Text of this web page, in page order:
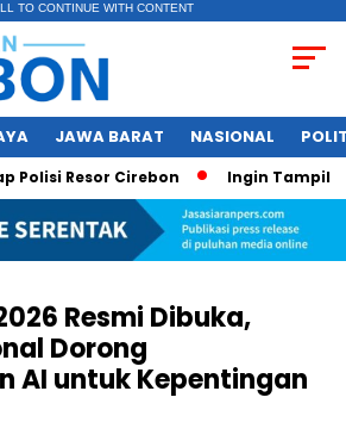
TO CONTINUE WITH CONTENT
JAWA BARAT NASIONAL
Resor Cirebon Ingin Tampil di
Resmi Dibuka,
Dorong
AI untuk Kepentingan